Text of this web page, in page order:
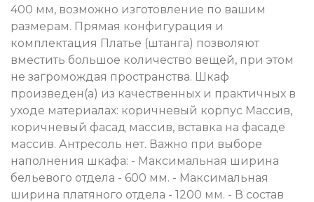
400 мм, возможно изготовление по вашим
размерам. Прямая конфигурация и
комплектация Платье (штанга) позволяют
вместить большое количество вещей, при этом
не загромождая пространства. Шкаф
произведен(а) из качественных и практичных в
уходе материалах: коричневый корпус Массив,
коричневый фасад массив, вставка на фасаде
массив. Антресоль нет. Важно при выборе
наполнения шкафа: - Максимальная ширина
бельевого отдела - 600 мм. - Максимальная
ширина платяного отдела - 1200 мм. - В состав